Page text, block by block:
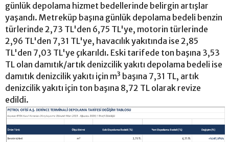
günlük depolama hizmet bedellerinde belirgin artışlar
yaşandı. Metreküp başına günlük depolama bedeli benzin
türlerinde 2,73 TL'den 6,75 TL'ye, motorin türlerinde
2,96 TL'den 7,31 TL'ye, havacılık yakıtında ise 2,85
TL'den 7,03 TL'ye çıkarıldı. Eski tarifede ton başına 3,53
TL olan damıtık/artık denizcilik yakıtı depolama bedeli ise
damıtık denizcilik yakıtı için m³ başına 7,31 TL, artık
denizcilik yakıtı için ton başına 8,72 TL olarak revize
edildi.